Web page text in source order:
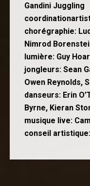
Gandini Juggling
chorégraphie:
Nimrod
lumière: Guy
jongleurs: Sean
Owen Reynolds,
danseurs: Erin
Byrne, Kieran
musique live:
conseil